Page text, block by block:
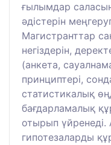
ғылымдар
әдістерін
Магистранттар
негіздерін,
(анкета,
принциптері,
статистикалық
бағдарламалық
отырып үйренеді.
гипотезаларды